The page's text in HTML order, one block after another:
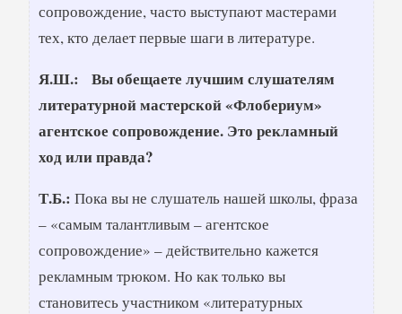
сопровождение, часто выступают мастерами
тех, кто делает первые шаги в литературе.
Я.Ш.: Вы обещаете лучшим слушателям
литературной мастерской «Флобериум»
агентское сопровождение. Это рекламный
ход или правда?
Т.Б.: Пока вы не слушатель нашей школы, фраза
– «самым талантливым – агентское
сопровождение» – действительно кажется
рекламным трюком. Но как только вы
становитесь участником «литературных